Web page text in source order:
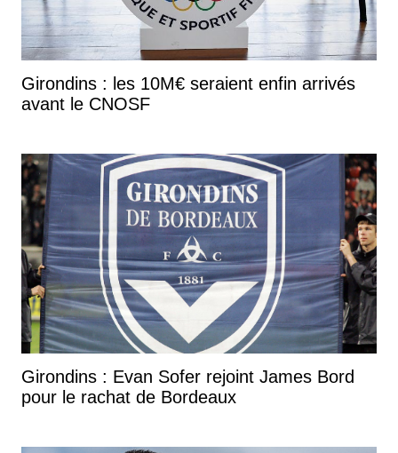
Girondins : les 10M€ seraient enfin arrivés
avant le CNOSF
Girondins : Evan Sofer rejoint James Bord
pour le rachat de Bordeaux